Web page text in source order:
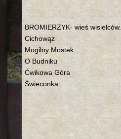
BROMIERZYK- wieś wisielców.
Cichowąż
Mogilny Mostek
O Budniku
Ćwikowa Góra
Świeconka